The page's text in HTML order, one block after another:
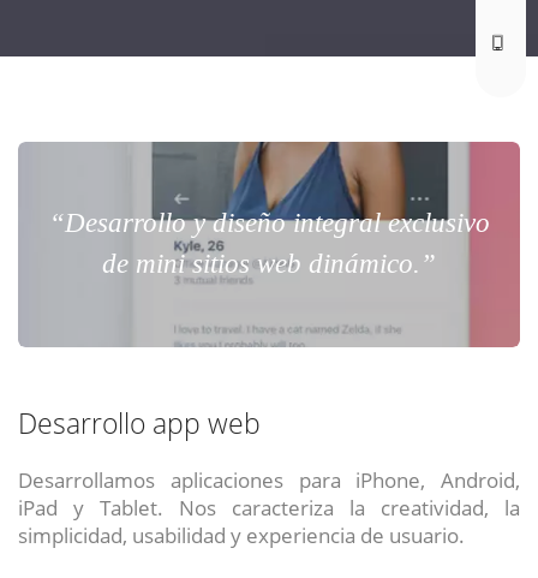
“Desarrollo y diseño integral exclusivo
de mini sitios web dinámico.”
Desarrollo app web
Desarrollamos aplicaciones para iPhone, Android,
iPad y Tablet. Nos caracteriza la creatividad, la
simplicidad, usabilidad y experiencia de usuario.